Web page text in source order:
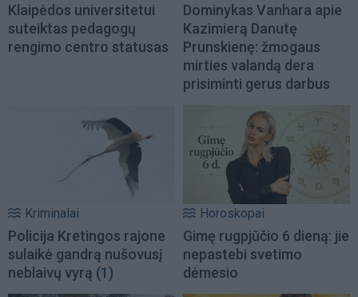
Klaipėdos universitetui
suteiktas pedagogų
rengimo centro statusas
Dominykas Vanhara apie
Kazimierą Danutę
Prunskienę: žmogaus
mirties valandą dera
prisiminti gerus darbus
Kriminalai
Policija Kretingos rajone
sulaikė gandrą nušovusį
neblaivų vyrą (1)
Horoskopai
Gimę rugpjūčio 6 dieną: jie
nepastebi svetimo
dėmesio